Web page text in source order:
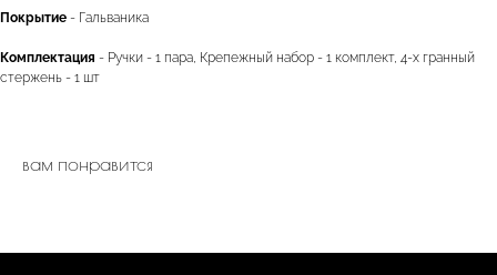
Покрытие - Гальваника
Комплектация - Ручки - 1 пара, Крепежный набор - 1 комплект, 4-х гранный
стержень - 1 шт
вам понравится
межкомнатные двери
алюминиевые
перегородки
сайте, носит исключительно информационный